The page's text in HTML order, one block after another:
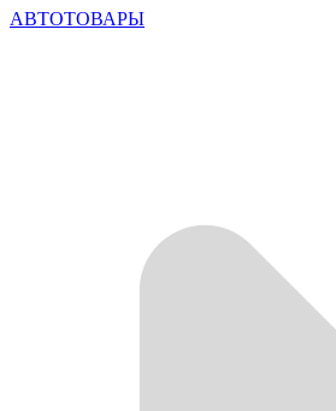
АВТОТОВАРЫ